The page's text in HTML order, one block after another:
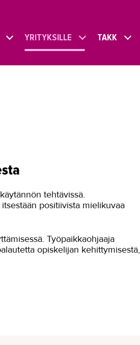
YRITYKSILLE TAKK
tehtävissä.
positiivista mielikuvaa
Työpaikkaohjaaja
opiskelijan kehittymisestä,